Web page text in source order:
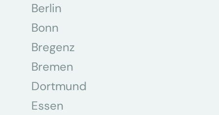
Berlin
Bonn
Bregenz
Bremen
Dortmund
Essen